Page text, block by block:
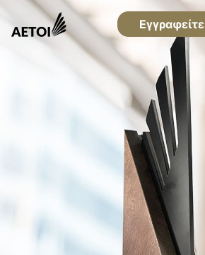
Εγγραφείτε